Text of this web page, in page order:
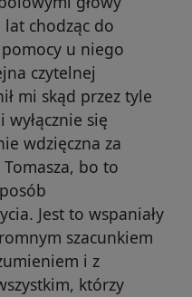
chodząc do
u niego
czytelnej
mi skąd przez tyle
się
wdzięczna za
bo to
Jest to wspaniały
szacunkiem
i z
którzy